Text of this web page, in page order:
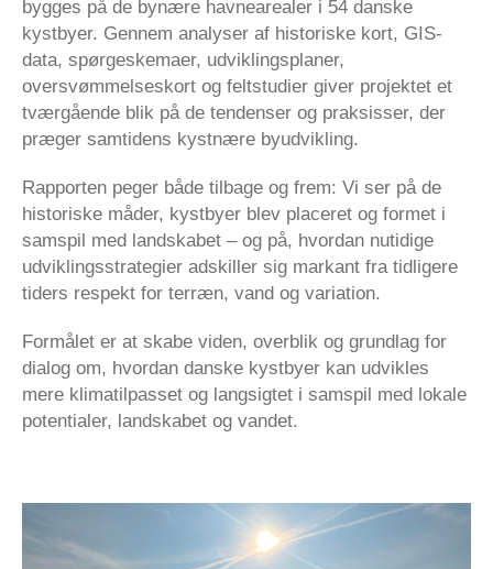
bygges på de bynære havnearealer i 54 danske
kystbyer. Gennem analyser af historiske kort, GIS-
data, spørgeskemaer, udviklingsplaner,
oversvømmelseskort og feltstudier giver projektet et
tværgående blik på de tendenser og praksisser, der
præger samtidens kystnære byudvikling.
Rapporten peger både tilbage og frem: Vi ser på de
historiske måder, kystbyer blev placeret og formet i
samspil med landskabet – og på, hvordan nutidige
udviklingsstrategier adskiller sig markant fra tidligere
tiders respekt for terræn, vand og variation.
Formålet er at skabe viden, overblik og grundlag for
dialog om, hvordan danske kystbyer kan udvikles
mere klimatilpasset og langsigtet i samspil med lokale
potentialer, landskabet og vandet.